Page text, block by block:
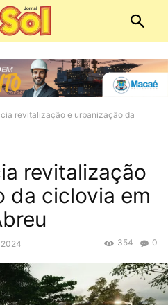
revitalização e urbanização da
revitalização
da ciclovia em
0
354